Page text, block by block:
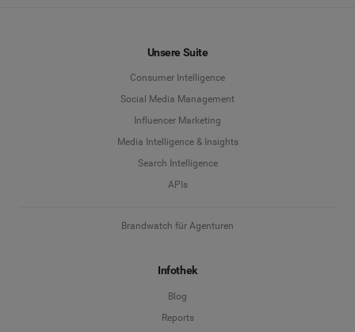
Unsere Suite
Consumer Intelligence
Social Media Management
Influencer Marketing
Media Intelligence & Insights
Search Intelligence
APIs
Brandwatch für Agenturen
Infothek
Blog
Reports